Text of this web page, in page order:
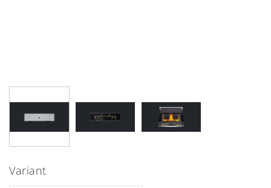
Variant